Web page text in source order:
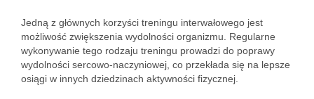
Jedną z głównych korzyści treningu interwałowego jest
możliwość zwiększenia wydolności organizmu. Regularne
wykonywanie tego rodzaju treningu prowadzi do poprawy
wydolności sercowo-naczyniowej, co przekłada się na lepsze
osiągi w innych dziedzinach aktywności fizycznej.